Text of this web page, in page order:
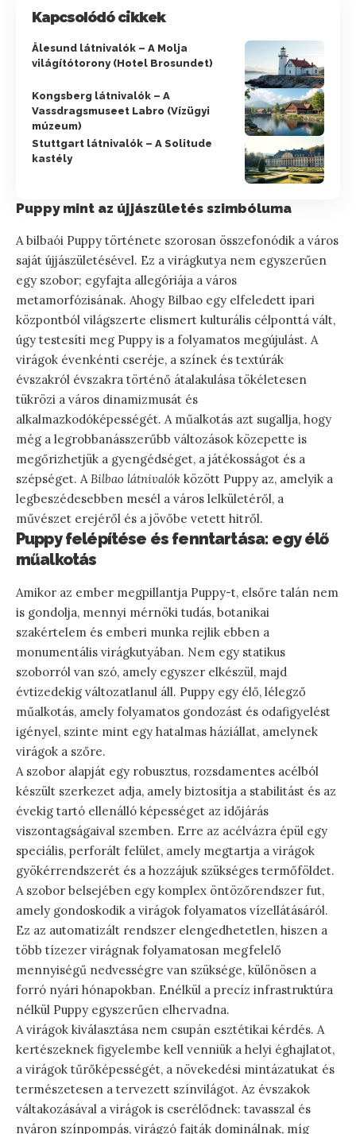
Kapcsolódó cikkek
Ålesund látnivalók – A Molja
világítótorony (Hotel Brosundet)
Kongsberg látnivalók – A
Vassdragsmuseet Labro (Vízügyi
múzeum)
Stuttgart látnivalók – A Solitude
kastély
Puppy mint az újjászületés szimbóluma
A bilbaói Puppy története szorosan összefonódik a város
saját újjászületésével. Ez a virágkutya nem egyszerűen
egy szobor; egyfajta allegóriája a város
metamorfózisának. Ahogy Bilbao egy elfeledett ipari
központból világszerte elismert kulturális célponttá vált,
úgy testesíti meg Puppy is a folyamatos megújulást. A
virágok évenkénti cseréje, a színek és textúrák
évszakról évszakra történő átalakulása tökéletesen
tükrözi a város dinamizmusát és
alkalmazkodóképességét. A műalkotás azt sugallja, hogy
még a legrobbanásszerűbb változások közepette is
megőrizhetjük a gyengédséget, a játékosságot és a
szépséget. ABilbao látnivalók között Puppy az, amelyik a
legbeszédesebben mesél a város lelkületéről, a
művészet erejéről és a jövőbe vetett hitről.
Puppy felépítése és fenntartása: egy élő
műalkotás
Amikor az ember megpillantja Puppy-t, elsőre talán nem
is gondolja, mennyi mérnöki tudás, botanikai
szakértelem és emberi munka rejlik ebben a
monumentális virágkutyában. Nem egy statikus
szoborról van szó, amely egyszer elkészül, majd
évtizedekig változatlanul áll. Puppy egy élő, lélegző
műalkotás, amely folyamatos gondozást és odafigyelést
igényel, szinte mint egy hatalmas háziállat, amelynek
virágok a szőre.
A szobor alapját egy robusztus, rozsdamentes acélból
készült szerkezet adja, amely biztosítja a stabilitást és az
évekig tartó ellenálló képességet az időjárás
viszontagságaival szemben. Erre az acélvázra épül egy
speciális, perforált felület, amely megtartja a virágok
gyökérrendszerét és a hozzájuk szükséges termőföldet.
A szobor belsejében egy komplex öntözőrendszer fut,
amely gondoskodik a virágok folyamatos vízellátásáról.
Ez az automatizált rendszer elengedhetetlen, hiszen a
több tízezer virágnak folyamatosan megfelelő
mennyiségű nedvességre van szüksége, különösen a
forró nyári hónapokban. Enélkül a precíz infrastruktúra
nélkül Puppy egyszerűen elhervadna.
A virágok kiválasztása nem csupán esztétikai kérdés. A
kertészeknek figyelembe kell venniük a helyi éghajlatot,
a virágok tűrőképességét, a növekedési mintázatukat és
természetesen a tervezett színvilágot. Az évszakok
váltakozásával a virágok is cserélődnek: tavasszal és
nyáron színpompás, virágzó fajták dominálnak, míg